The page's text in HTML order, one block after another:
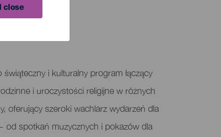
close
i kulturalny program łączący
i uroczystości religijne w różnych
oferujący szeroki wachlarz wydarzeń dla
od spotkań muzycznych i pokazów dla